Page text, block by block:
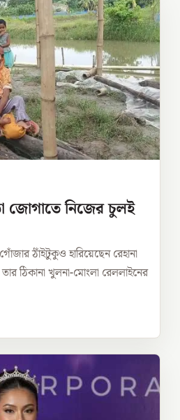
জোগাতে নিজের চুলই
গোঁজার ঠাঁইটুকুও হারিয়েছেন রেহানা
ঠিকানা খুলনা-মোংলা রেললাইনের